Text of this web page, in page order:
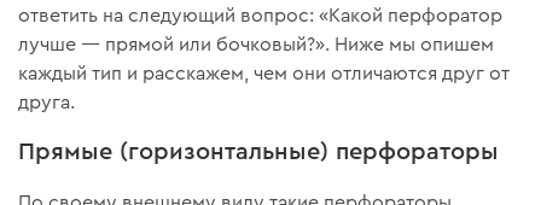
ответить на следующий вопрос: «Какой перфоратор
лучше — прямой или бочковый?». Ниже мы опишем
каждый тип и расскажем, чем они отличаются друг от
друга.
Прямые (горизонтальные) перфораторы